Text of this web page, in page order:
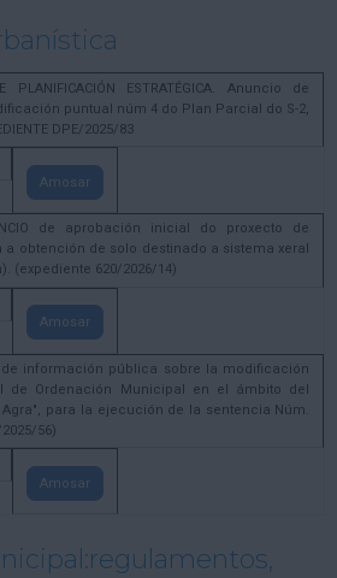
PLANIFICACIÓN ESTRATÉGICA. Anuncio de
puntual núm 4 do Plan Parcial do S-2,
DPE/2025/83
Amosar
de aprobación inicial do proxecto de
obtención de solo destinado a sistema xeral
(expediente 620/2026/14)
Amosar
de información pública sobre la modificación
de Ordenación Municipal en el ámbito del
para la ejecución de la sentencia Núm.
56)
Amosar